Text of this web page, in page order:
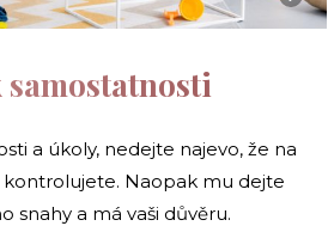
a úkoly, nedejte najevo, že na
Naopak mu dejte
snahy a má vaši důvěru.